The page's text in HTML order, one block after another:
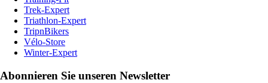
Trek-Expert
Triathlon-Expert
TripnBikers
Vélo-Store
Winter-Expert
Abonnieren Sie unseren Newsletter